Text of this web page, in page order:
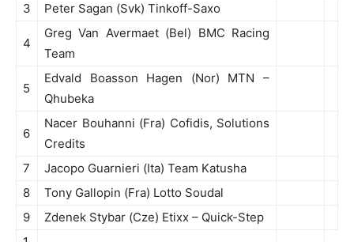
3
Peter Sagan (Svk) Tinkoff-Saxo
4
Greg Van Avermaet (Bel) BMC Racing
Team
5
Edvald Boasson Hagen (Nor) MTN –
Qhubeka
6
Nacer Bouhanni (Fra) Cofidis, Solutions
Credits
7
Jacopo Guarnieri (Ita) Team Katusha
8
Tony Gallopin (Fra) Lotto Soudal
9
Zdenek Stybar (Cze) Etixx – Quick-Step